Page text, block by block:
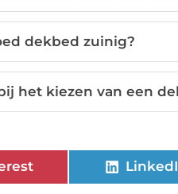
dekbed zuinig?
het kiezen van een